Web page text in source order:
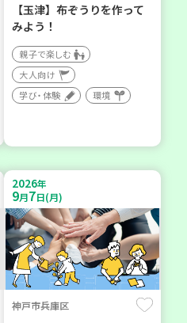
【玉津】布ぞうりを作って
みよう！
親子で楽しむ
大人向け
学び・体験
環境
2026年
9月7日(月)
神戸市兵庫区